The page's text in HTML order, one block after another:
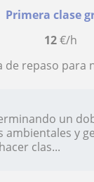
Primera clase
12€/h
repaso para niños
un
ambientales y
clas...